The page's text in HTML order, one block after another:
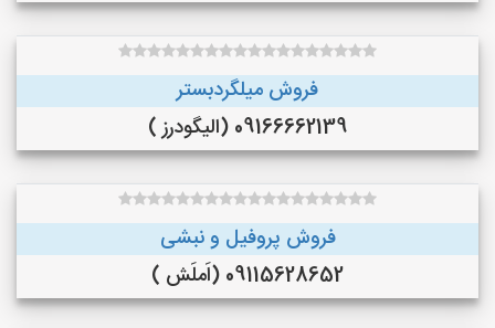
فروش میلگردبستر
09166662139 (الیگودرز )
فروش پروفیل و نبشی
09115628652 (اَملَش )